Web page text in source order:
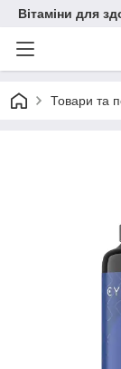
Вітаміни для
Товари та